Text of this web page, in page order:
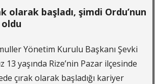
olarak başladı, şimdi Ordu’nun
Yönetim Kurulu Başkanı Şevki
yaşında Rize’nin Pazar ilçesinde
çırak olarak başladığı kariyer